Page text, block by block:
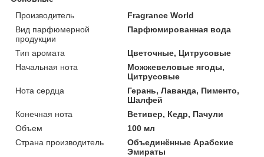
Производитель
Fragrance World
Вид парфюмерной
продукции
Парфюмированная вода
Тип аромата
Цветочные, Цитрусовые
Начальная нота
Можжевеловые ягоды,
Цитрусовые
Нота сердца
Герань, Лаванда, Пименто,
Шалфей
Конечная нота
Ветивер, Кедр, Пачули
Объем
100 мл
Страна производитель
Объединённые Арабские
Эмираты